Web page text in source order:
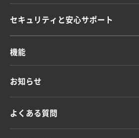
セキュリティと安心サポート
機能
お知らせ
よくある質問